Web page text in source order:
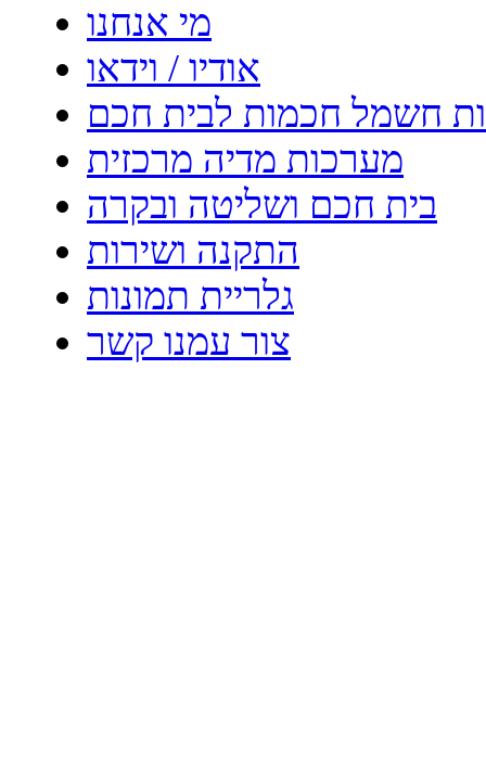
מי אנחנו
אודיו / וידאו
חשמל חכמות לבית חכם
מערכות מדיה מרכזית
בית חכם ושליטה ובקרה
התקנה ושירות
גלריית תמונות
צור עמנו קשר